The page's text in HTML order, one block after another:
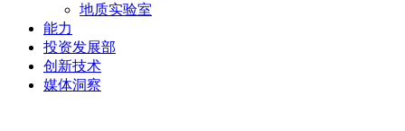
地质实验室
能力
投资发展部
创新技术
媒体洞察